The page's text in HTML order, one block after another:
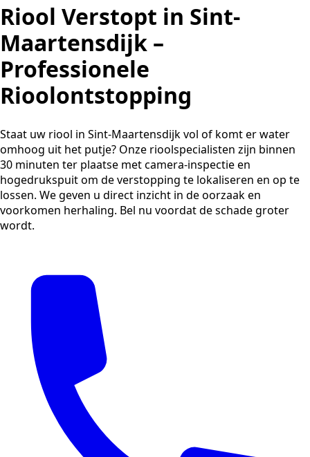
Riool Verstopt in Sint-
Maartensdijk –
Professionele
Rioolontstopping
Staat uw riool in Sint-Maartensdijk vol of komt er water
omhoog uit het putje? Onze rioolspecialisten zijn binnen
30 minuten ter plaatse met camera-inspectie en
hogedrukspuit om de verstopping te lokaliseren en op te
lossen. We geven u direct inzicht in de oorzaak en
voorkomen herhaling. Bel nu voordat de schade groter
wordt.